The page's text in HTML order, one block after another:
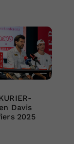
Davis
2025